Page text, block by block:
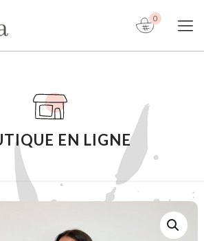
0
EN LIGNE